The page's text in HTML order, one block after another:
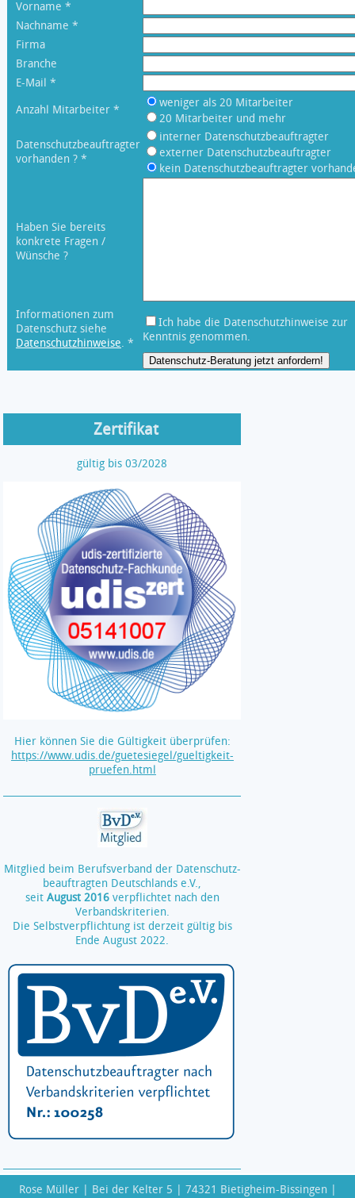
Vorname *
Nachname *
Firma
Branche
E-Mail *
Anzahl Mitarbeiter *
weniger als 20 Mitarbeiter
20 Mitarbeiter und mehr
Datenschutzbeauftragter
vorhanden ? *
interner Datenschutzbeauftragter
externer Datenschutzbeauftragter
kein Datenschutzbeauftragter
Haben Sie bereits
konkrete Fragen /
Wünsche ?
Informationen zum
Datenschutz siehe
Datenschutzhinweise. *
Ich habe die Datenschutzhinweise zur
Kenntnis genommen.
Zertifikat
gültig bis 03/2028
Hier können Sie die Gültigkeit überprüfen:
https://www.udis.de/guetesiegel/gueltigkeit-
pruefen.html
Mitglied beim Berufsverband der Datenschutz­
beauftragten Deutschlands e.V.,
seit August 2016verpflichtet nach den
Verbandskriterien.
Die Selbstverpflichtung ist derzeit gültig bis
Ende August 2022.
Rose Müller | Bei der Kelter 5 | 74321 Bietigheim-Bissingen |